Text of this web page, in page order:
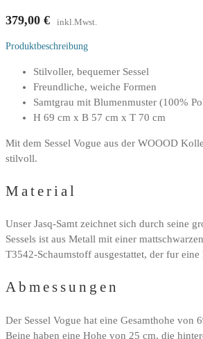
379,00 € inkl.Mwst.
Produktbeschreibung
Stilvoller, bequemer Sessel
Freundliche, weiche Formen
Samtgrau mit Blumenmuster (100%
H 69 cm x B 57 cm x T 70 cm
Mit dem Sessel Vogue aus der WOOOD
stilvoll.
Material
Unser Jasq-Samt zeichnet sich durch seine
Sessels ist aus Metall mit einer
T3542-Schaumstoff ausgestattet, der fur
Abmessungen
Der Sessel Vogue hat eine Gesamthohe
Beine haben eine Hohe von 25 cm, die